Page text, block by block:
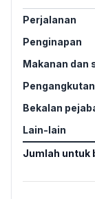
Perjalanan
Penginapan
Makanan dan
Bekalan
Lain-lain
Jumlah untuk